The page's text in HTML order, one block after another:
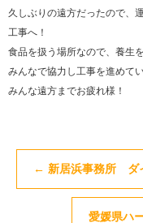
久しぶりの遠方だったので、
工事へ！
食品を扱う場所なので、養生
みんなで協力し工事を進めて
みんな遠方までお疲れ様！
← 新居浜事務所 ダ
愛媛県ハ